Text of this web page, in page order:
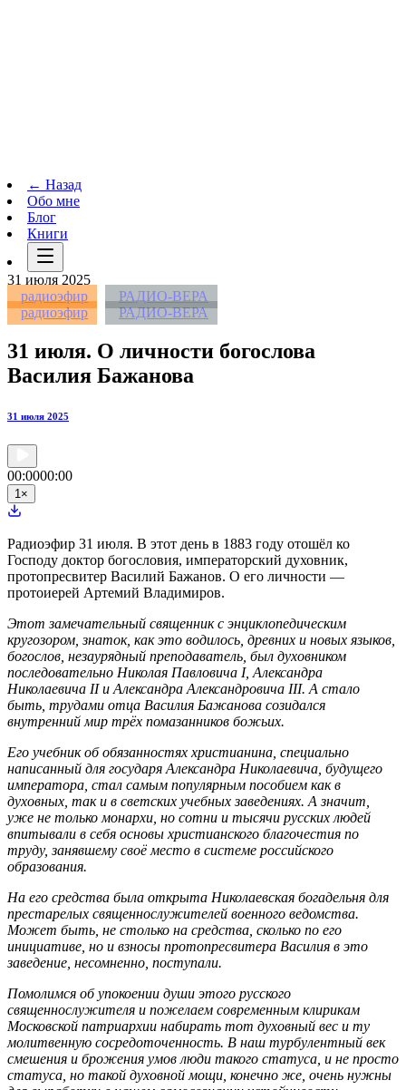
← Назад
Обо мне
Блог
Книги
31 июля 2025
радиоэфир
РАДИО-ВЕРА
радиоэфир
РАДИО-ВЕРА
31 июля. О личности богослова
Василия Бажанова
31 июля 2025
00:0000:00
1×
Радиоэфир 31 июля. В этот день в 1883 году отошёл ко
Господу доктор богословия, императорский духовник,
протопресвитер Василий Бажанов. О его личности —
протоиерей Артемий Владимиров.
Этот замечательный священник с энциклопедическим
кругозором, знаток, как это водилось, древних и новых языков,
богослов, незаурядный преподаватель, был духовником
последовательно Николая Павловича I, Александра
Николаевича II и Александра Александровича III. А стало
быть, трудами отца Василия Бажанова созидался
внутренний мир трёх помазанников божьих.
Его учебник об обязанностях христианина, специально
написанный для государя Александра Николаевича, будущего
императора, стал самым популярным пособием как в
духовных, так и в светских учебных заведениях. А значит,
уже не только монархи, но сотни и тысячи русских людей
впитывали в себя основы христианского благочестия по
труду, занявшему своё место в системе российского
образования.
На его средства была открыта Николаевская богадельня для
престарелых священнослужителей военного ведомства.
Может быть, не столько на средства, сколько по его
инициативе, но и взносы протопресвитера Василия в это
заведение, несомненно, поступали.
Помолимся об упокоении души этого русского
священнослужителя и пожелаем современным клирикам
Московской патриархии набирать тот духовный вес и ту
молитвенную сосредоточенность. В наш турбулентный век
смешения и брожения умов люди такого статуса, и не просто
статуса, но такой духовной мощи, конечно же, очень нужны